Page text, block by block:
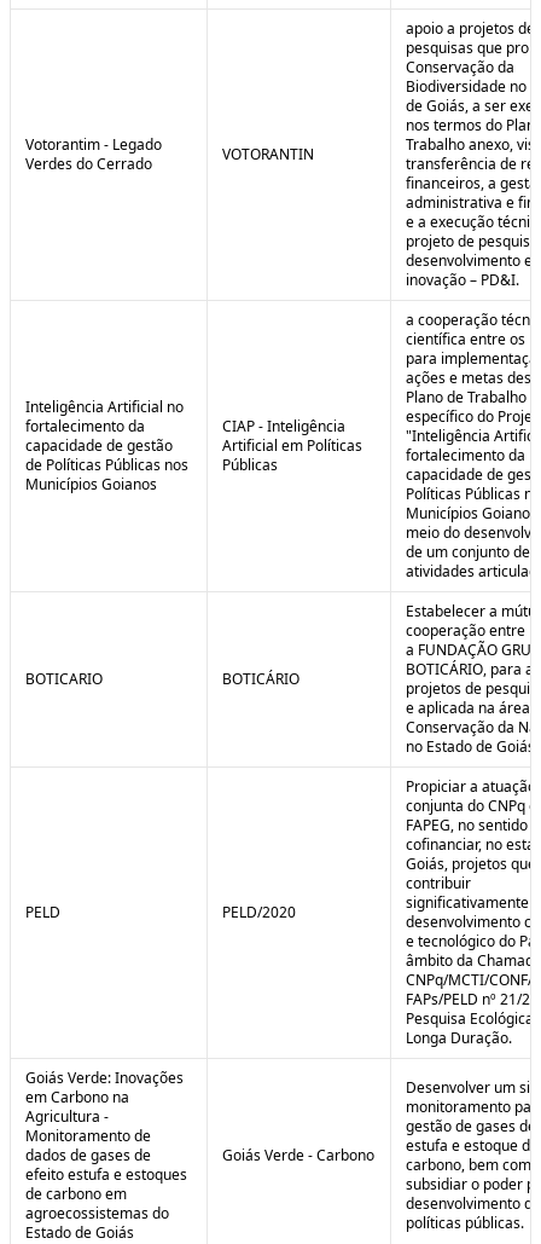
Votorantim - Legado
Verdes do Cerrado
VOTORANTIN
apoio a projetos de
pesquisas que
Conservação da
Biodiversidade no
de Goiás, a ser
nos termos do
Trabalho anexo,
transferência de
financeiros, a
administrativa e
e a execução
projeto de pesquisa,
desenvolvimento e
inovação – PD&I.
Inteligência Artificial no
fortalecimento da
capacidade de gestão
de Políticas Públicas nos
Municípios Goianos
CIAP - Inteligência
Artificial em Políticas
Públicas
a cooperação
científica entre os
para
ações e metas
Plano de Trabalho
específico do
"Inteligência
fortalecimento da
capacidade de
Políticas Públicas
Municípios
meio do
de um conjunto de
atividades
BOTICARIO BOTICÁRIO
Estabelecer a
cooperação entre
a FUNDAÇÃO
BOTICÁRIO, para
projetos de
e aplicada na área
Conservação da
no Estado de Goiás.
PELD PELD/2020
Propiciar a atuação
conjunta do CNPq e
FAPEG, no sentido
cofinanciar, no
Goiás, projetos que
contribuir
significativamente
desenvolvimento
e tecnológico do
âmbito da Chamada
CNPq/MCTI/
FAPs/PELD nº 21/
Pesquisa Ecológica
Longa Duração.
Goiás Verde: Inovações
em Carbono na
Agricultura -
Monitoramento de
dados de gases de
efeito estufa e estoques
de carbono em
agroecossistemas do
Estado de Goiás
Goiás Verde - Carbono
Desenvolver um
monitoramento
gestão de gases
estufa e estoque de
carbono, bem como
subsidiar o poder
desenvolvimento de
políticas públicas.